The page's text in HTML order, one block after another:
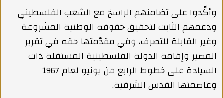
وأكّدوا على تضامنهم الراسخ مع الشعب الفلسطيني
ودعمهم الثابت لتحقيق حقوقه الوطنية المشروعة
وغير القابلة للتصرف، وفي مقدّمتها حقه في تقرير
المصير وإقامة الدولة الفلسطينية المستقلة ذات
السيادة على خطوط الرابع من يونيو لعام 1967
وعاصمتها القدس الشرقية.